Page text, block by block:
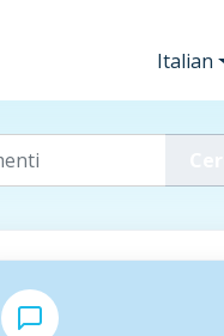
Italian